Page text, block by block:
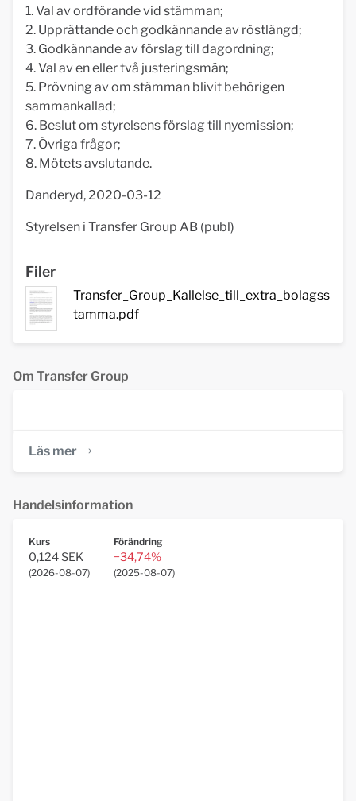
1. Val av ordförande vid stämman;
2. Upprättande och godkännande av röstlängd;
3. Godkännande av förslag till dagordning;
4. Val av en eller två justeringsmän;
5. Prövning av om stämman blivit behörigen
sammankallad;
6. Beslut om styrelsens förslag till nyemission;
7. Övriga frågor;
8. Mötets avslutande.
Danderyd, 2020-03-12
Styrelsen i Transfer Group AB (publ)
Filer
Transfer_Group_Kallelse_till_extra_bolagss
tamma.pdf
Om Transfer Group
Läs mer
Handelsinformation
Kurs
0,124 SEK
(2026-08-07)
Förändring
−34,74%
(2025-08-07)